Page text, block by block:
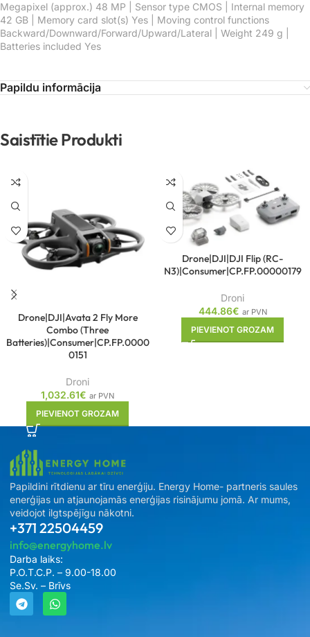
Megapixel (approx.) 48 MP | Sensor type CMOS | Internal memory
42 GB | Memory card slot(s) Yes | Moving control functions
Backward/Downward/Forward/Upward/Lateral | Weight 249 g |
Batteries included Yes
Papildu informācija
Saistītie Produkti
Drone|DJI|Avata 2 Fly More
Combo (Three
Batteries)|Consumer|CP.FP.0000
0151
Droni
1,032.61€ ar PVN
PIEVIENOT GROZAM
Drone|DJI|DJI Flip (RC-
N3)|Consumer|CP.FP.00000179
Droni
444.86€ ar PVN
PIEVIENOT GROZAM
Papildini rītdienu ar tīru enerģiju. Energy Home- partneris saules
enerģijas un atjaunojamās enerģijas risinājumu jomā. Ar mums,
veidojot ilgtspējīgu nākotni.
+371 22504459
info@energyhome.lv
Darba laiks:
P.O.T.C.P. – 9.00-18.00
Se.Sv. – Brīvs